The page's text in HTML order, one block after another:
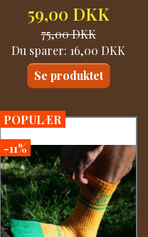
59,00 DKK
75,00 DKK
Du sparer: 16,00 DKK
Se produktet
POPULÆR
-11%